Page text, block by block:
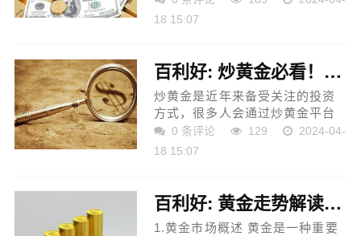
上升导致货币购买力下降的现
18 15:07
百利好: 炒黄金必看！评估炒黄金平台的3大关键因素
炒黄金是近年来备受关注的投资
方式，很多人会通过炒黄金平台
进行交易。但是，对于初学者来
说，如何选择一个好的炒黄金平
0 条评论 129
2024-04-
18 15:07
百利好: 黄金走势解读及投资者启示
1.黄金市场概述 黄金是一种重要